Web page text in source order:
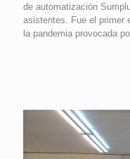
de automatización
asistentes. Fue el primer
la pandemia provocada